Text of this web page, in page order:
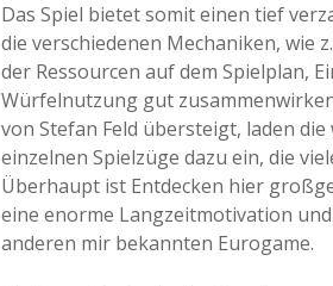
Das Spiel bietet somit einen tief
die verschiedenen Mechaniken, wie
der Ressourcen auf dem Spielplan,
Würfelnutzung gut
von Stefan Feld übersteigt, laden
einzelnen Spielzüge dazu ein, die
Überhaupt ist Entdecken hier
eine enorme Langzeitmotivation
anderen mir bekannten Eurogame.